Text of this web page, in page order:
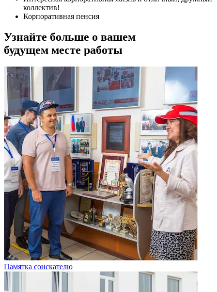
коллектив!
Корпоративная пенсия
Узнайте больше о вашем
будущем месте работы
Памятка соискателю